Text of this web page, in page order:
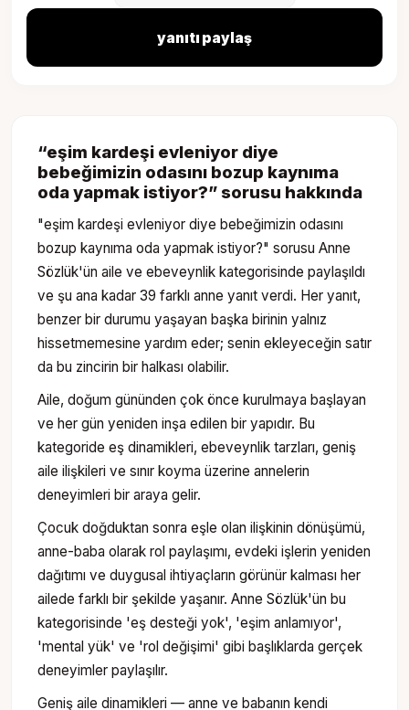
yanıtı paylaş
“eşim kardeşi evleniyor diye
bebeğimizin odasını bozup kaynıma
oda yapmak istiyor?” sorusu hakkında
"eşim kardeşi evleniyor diye bebeğimizin odasını
bozup kaynıma oda yapmak istiyor?" sorusu Anne
Sözlük'ün aile ve ebeveynlik kategorisinde paylaşıldı
ve şu ana kadar 39 farklı anne yanıt verdi. Her yanıt,
benzer bir durumu yaşayan başka birinin yalnız
hissetmemesine yardım eder; senin ekleyeceğin satır
da bu zincirin bir halkası olabilir.
Aile, doğum gününden çok önce kurulmaya başlayan
ve her gün yeniden inşa edilen bir yapıdır. Bu
kategoride eş dinamikleri, ebeveynlik tarzları, geniş
aile ilişkileri ve sınır koyma üzerine annelerin
deneyimleri bir araya gelir.
Çocuk doğduktan sonra eşle olan ilişkinin dönüşümü,
anne-baba olarak rol paylaşımı, evdeki işlerin yeniden
dağıtımı ve duygusal ihtiyaçların görünür kalması her
ailede farklı bir şekilde yaşanır. Anne Sözlük'ün bu
kategorisinde 'eş desteği yok', 'eşim anlamıyor',
'mental yük' ve 'rol değişimi' gibi başlıklarda gerçek
deneyimler paylaşılır.
Geniş aile dinamikleri — anne ve babanın kendi